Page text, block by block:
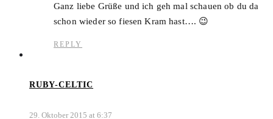
Ganz liebe Grüße und ich geh mal schauen ob du da
schon wieder so fiesen Kram hast…. 😉
REPLY
RUBY-CELTIC
29. Oktober 2015 at 6:37